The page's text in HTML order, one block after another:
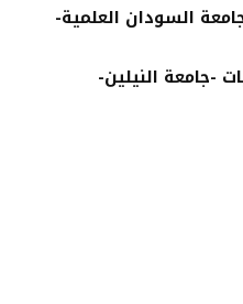
السودان العلمية
-جامعة النيلين